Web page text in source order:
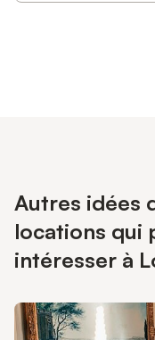
Autres idées
locations qui
intéresser à